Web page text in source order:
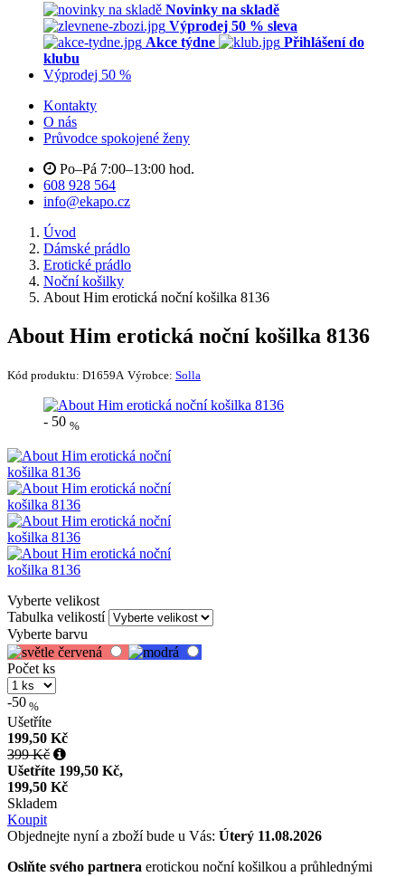
Novinky na skladě
Výprodej 50 % sleva
Akce týdne
Přihlášení do
klubu
Výprodej 50 %
Kontakty
O nás
Průvodce spokojené ženy
Po–Pá 7:00–13:00 hod.
608 928 564
info@ekapo.cz
Úvod
Dámské prádlo
Erotické prádlo
Noční košilky
About Him erotická noční košilka 8136
About Him erotická noční košilka 8136
Kód produktu: D1659A Výrobce: Solla
- 50 %
Vyberte velikost
Tabulka velikostí
Vyberte barvu
Počet ks
-50 %
Ušetříte
199,50 Kč
399 Kč
Ušetříte 199,50 Kč,
199,50 Kč
Skladem
Koupit
Objednejte nyní a zboží bude u Vás: Úterý 11.08.2026
Oslňte svého partnera erotickou noční košilkou a průhlednými